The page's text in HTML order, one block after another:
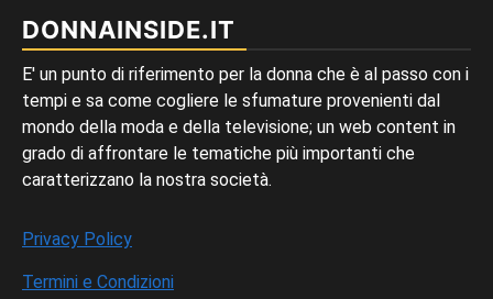
DONNAINSIDE.IT
E' un punto di riferimento per la donna che è al passo con i
tempi e sa come cogliere le sfumature provenienti dal
mondo della moda e della televisione; un web content in
grado di affrontare le tematiche più importanti che
caratterizzano la nostra società.
Privacy Policy
Termini e Condizioni